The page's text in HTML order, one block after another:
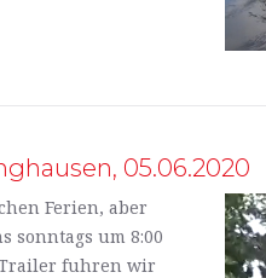
05.06.2020
Ferien, aber
sonntags um 8:00
Trailer fuhren wir